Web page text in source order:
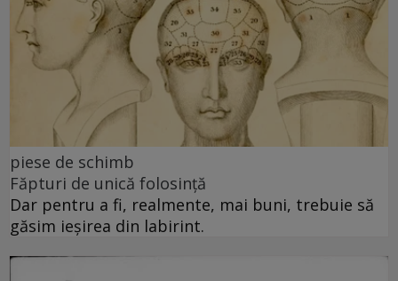
piese de schimb
Făpturi de unică folosință
Dar pentru a fi, realmente, mai buni, trebuie să
găsim ieșirea din labirint.